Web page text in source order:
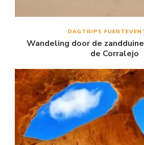
DAGTRIPS
Wandeling door de
de Corralejo